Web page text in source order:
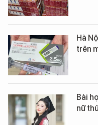
Hà
trên
Bài
nữ